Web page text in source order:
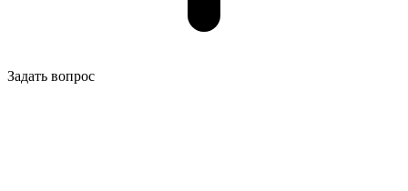
Задать вопрос